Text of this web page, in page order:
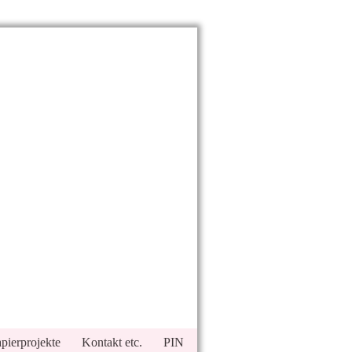
Kontakt etc. PIN